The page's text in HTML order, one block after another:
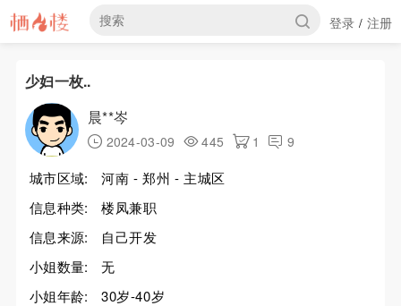
登录 / 注册
少妇一枚..
晨**岑
2024-03-09 445 1 9
城市区域:
河南 - 郑州 - 主城区
信息种类:
楼凤兼职
信息来源:
自己开发
小姐数量:
无
小姐年龄:
30岁-40岁